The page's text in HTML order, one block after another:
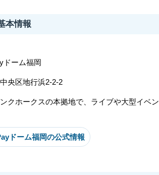
本情報
ドーム福岡
央区地行浜2-2-2
クホークスの本拠地で、ライブや大型イベン
ドーム福岡の公式情報